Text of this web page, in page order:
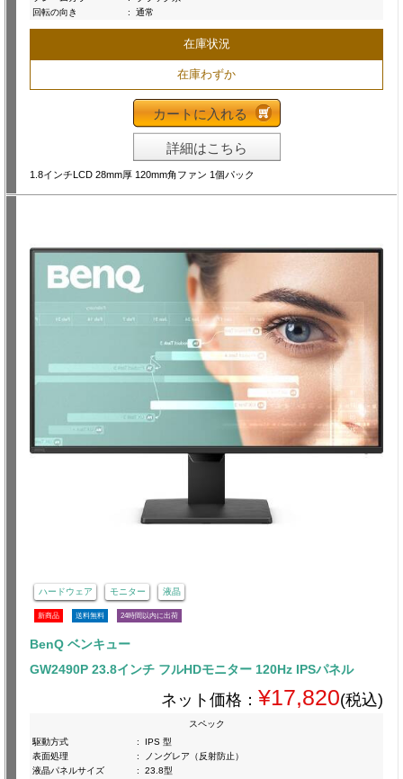
回転の向き
: 通常
在庫状況
在庫わずか
カートに入れる
詳細はこちら
1.8インチLCD 28mm厚 120mm角ファン 1個パック
ハードウェア モニター 液晶
新商品 送料無料 24時間以内に出荷
BenQ ベンキュー
GW2490P 23.8インチ フルHDモニター 120Hz IPSパネル
ネット価格： ¥17,820(税込)
スペック
駆動方式
:
IPS 型
表面処理
:
ノングレア（反射防止）
液晶パネルサイズ
:
23.8型